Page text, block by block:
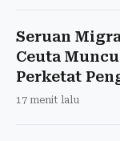
Seruan
Ceuta
Perketat
17 menit lalu